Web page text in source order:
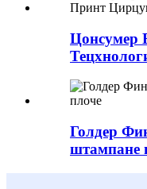
Цонсумер
Голдер
штампане